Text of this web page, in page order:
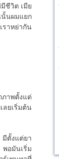
ชีวิต เมีย
นั้นผมแยก
ราหย่ากัน
าพตั้งแต่
ลยเริ่มต้น
ตั้งแต่ยา
พอมันเริ่ม